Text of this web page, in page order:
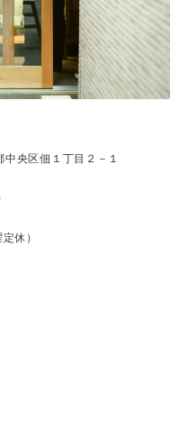
央区佃１丁目２－１
休）